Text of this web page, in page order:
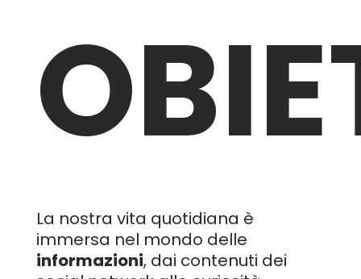
La nostra vita quotidiana è
immersa nel mondo delle
informazioni, dai contenuti dei